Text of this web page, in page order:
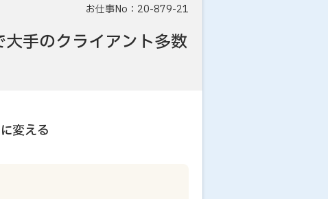
お仕事No：20-879-21
手のクライアント多数
変える